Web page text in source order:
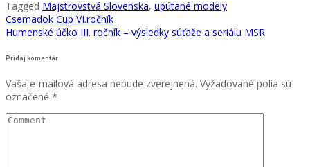
Tagged Majstrovstvá Slovenska, upútané modely
Navigácia
v
článku
Csemadok Cup VI.ročník
Humenské účko III. ročník – výsledky súťaže a seriálu MSR
Pridaj komentár
Vaša e-mailová adresa nebude zverejnená. Vyžadované polia sú
označené *